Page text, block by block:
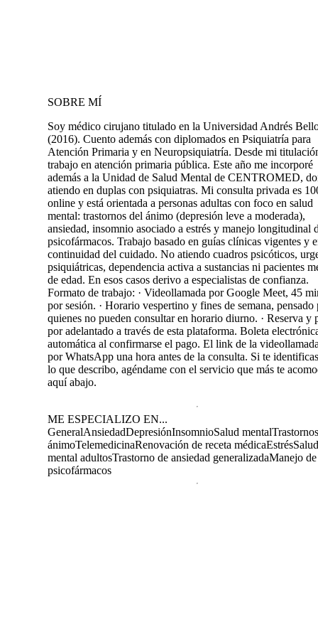
SOBRE MÍ
Soy médico cirujano titulado en la Universidad Andrés
(2016). Cuento además con diplomados en Psiquiatría para
Atención Primaria y en Neuropsiquiatría. Desde mi
trabajo en atención primaria pública. Este año me incorporé
además a la Unidad de Salud Mental de CENTROMED,
atiendo en duplas con psiquiatras. Mi consulta privada es
online y está orientada a personas adultas con foco en salud
mental: trastornos del ánimo (depresión leve a moderada),
ansiedad, insomnio asociado a estrés y manejo longitudinal
psicofármacos. Trabajo basado en guías clínicas vigentes y
continuidad del cuidado. No atiendo cuadros psicóticos,
psiquiátricas, dependencia activa a sustancias ni pacientes
de edad. En esos casos derivo a especialistas de confianza.
Formato de trabajo: · Videollamada por Google Meet, 45
por sesión. · Horario vespertino y fines de semana, pensado
quienes no pueden consultar en horario diurno. · Reserva y
por adelantado a través de esta plataforma. Boleta
automática al confirmarse el pago. El link de la
por WhatsApp una hora antes de la consulta. Si te
lo que describo, agéndame con el servicio que más te
aquí abajo.
ME ESPECIALIZO EN...
GeneralAnsiedadDepresiónInsomnioSalud mental
ánimoTelemedicinaRenovación de receta médicaEstrésSalud
mental adultosTrastorno de ansiedad generalizadaManejo de
psicofármacos